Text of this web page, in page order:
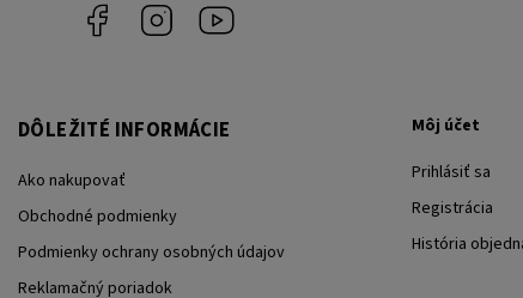
Facebook Instagram
DÔLEŽITÉ INFORMÁCIE
Ako nakupovať
Obchodné podmienky
Podmienky ochrany osobných údajov
Reklamačný poriadok
Môj účet
Prihlásiť sa
Registrácia
História